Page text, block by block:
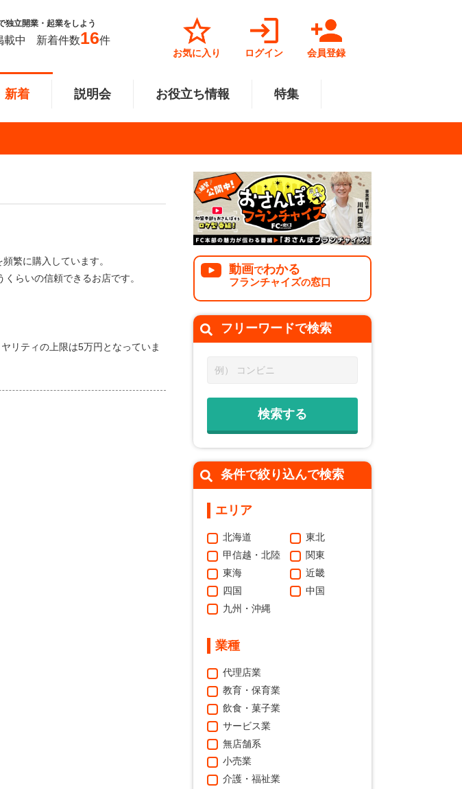
独立開業・起業をしよう
載中 新着件数16件
お気に入り ログイン
会員登録
サービス業
美容・健康業
独立・社員募集
301万円～500万円 501万円～1000万円
関東
中国
リペアクリーニング
法人様オススメ
キング
新着 説明会 お役立ち情報 特集
繁に購入しています。
らいの信頼できるお店です。
リティの上限は5万円となっていま
動画でわかる
フランチャイズの窓口
フリーワードで検索
条件で絞り込んで検索
エリア
北海道
東北
甲信越・北陸
関東
東海
近畿
四国
中国
九州・沖縄
業種
代理店業
教育・保育業
飲食・菓子業
サービス業
無店舗系
小売業
介護・福祉業